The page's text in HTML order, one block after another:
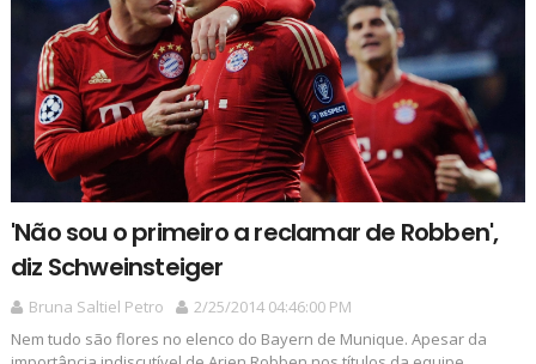
'Não sou o primeiro a reclamar de Robben',
diz Schweinsteiger
Bruna Saltiel Petro
2/25/2014 04:46:00 PM
Nem tudo são flores no elenco do Bayern de Munique. Apesar da